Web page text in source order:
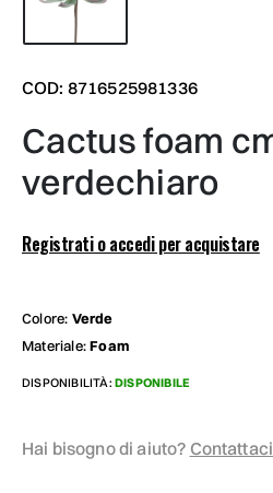
COD: 8716525981336
cactus foam cm.10
verdechiaro
Registrati o accedi per acquistare
Colore: Verde
Materiale:Foam
DISPONIBILITÀ: DISPONIBILE
Hai bisogno di aiuto? Contattaci